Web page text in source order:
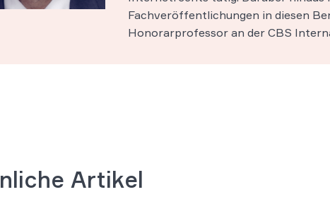
Fachveröffentlichungen in diesen
Honorarprofessor an der CBS
Artikel